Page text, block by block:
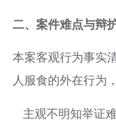
二、案件难点与辩
本案客观行为事实
人服食的外在行为
主观不明知举证